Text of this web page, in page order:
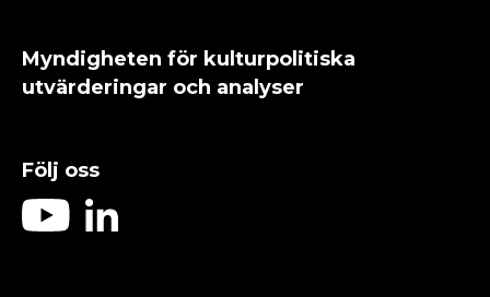
Myndigheten för kulturpolitiska
utvärderingar och analyser
Följ oss